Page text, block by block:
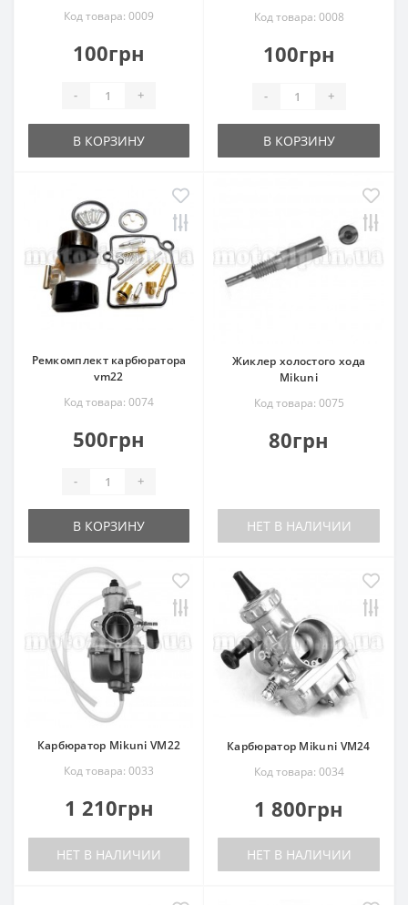
Код товара: 0009
100грн
- +
В КОРЗИНУ
Код товара: 0008
100грн
- +
В КОРЗИНУ
Ремкомплект карбюратора
vm22
Код товара: 0074
500грн
- +
В КОРЗИНУ
Жиклер холостого хода
Mikuni
Код товара: 0075
80грн
НЕТ В НАЛИЧИИ
Карбюратор Mikuni VM22
Код товара: 0033
1 210грн
НЕТ В НАЛИЧИИ
Карбюратор Mikuni VM24
Код товара: 0034
1 800грн
НЕТ В НАЛИЧИИ